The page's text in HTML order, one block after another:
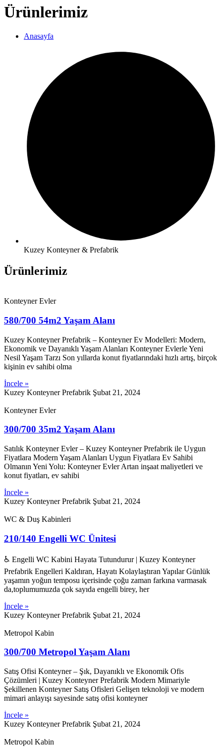
Ürünlerimiz
Anasayfa
Kuzey Konteyner & Prefabrik
Ürünlerimiz
Konteyner Evler
580/700 54m2 Yaşam Alanı
Kuzey Konteyner Prefabrik – Konteyner Ev Modelleri: Modern,
Ekonomik ve Dayanıklı Yaşam Alanları Konteyner Evlerle Yeni
Nesil Yaşam Tarzı Son yıllarda konut fiyatlarındaki hızlı artış, birçok
kişinin ev sahibi olma
İncele »
Kuzey Konteyner Prefabrik Şubat 21, 2024
Konteyner Evler
300/700 35m2 Yaşam Alanı
Satılık Konteyner Evler – Kuzey Konteyner Prefabrik ile Uygun
Fiyatlara Modern Yaşam Alanları Uygun Fiyatlara Ev Sahibi
Olmanın Yeni Yolu: Konteyner Evler Artan inşaat maliyetleri ve
konut fiyatları, ev sahibi
İncele »
Kuzey Konteyner Prefabrik Şubat 21, 2024
WC & Duş Kabinleri
210/140 Engelli WC Ünitesi
♿ Engelli WC Kabini Hayata Tutundurur | Kuzey Konteyner
Prefabrik Engelleri Kaldıran, Hayatı Kolaylaştıran Yapılar Günlük
yaşamın yoğun temposu içerisinde çoğu zaman farkına varmasak
da,toplumumuzda çok sayıda engelli birey, her
İncele »
Kuzey Konteyner Prefabrik Şubat 21, 2024
Metropol Kabin
300/700 Metropol Yaşam Alanı
Satış Ofisi Konteyner – Şık, Dayanıklı ve Ekonomik Ofis
Çözümleri | Kuzey Konteyner Prefabrik Modern Mimariyle
Şekillenen Konteyner Satış Ofisleri Gelişen teknoloji ve modern
mimari anlayışı sayesinde satış ofisi konteyner
İncele »
Kuzey Konteyner Prefabrik Şubat 21, 2024
Metropol Kabin